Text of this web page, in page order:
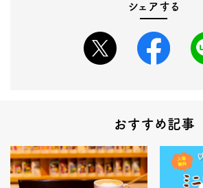
シェアする
おすすめ記事